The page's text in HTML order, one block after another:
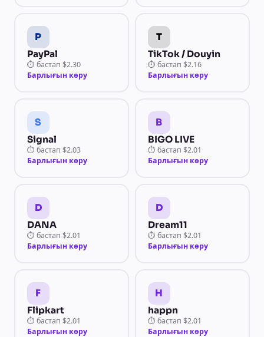
P
PayPal
⏱ бастап $2.30
Барлығын көру
T
TikTok / Douyin
⏱ бастап $2.16
Барлығын көру
S
Signal
⏱ бастап $2.03
Барлығын көру
B
BIGO LIVE
⏱ бастап $2.01
Барлығын көру
D
DANA
⏱ бастап $2.01
Барлығын көру
D
Dream11
⏱ бастап $2.01
Барлығын көру
F
Flipkart
⏱ бастап $2.01
Барлығын көру
H
happn
⏱ бастап $2.01
Барлығын көру